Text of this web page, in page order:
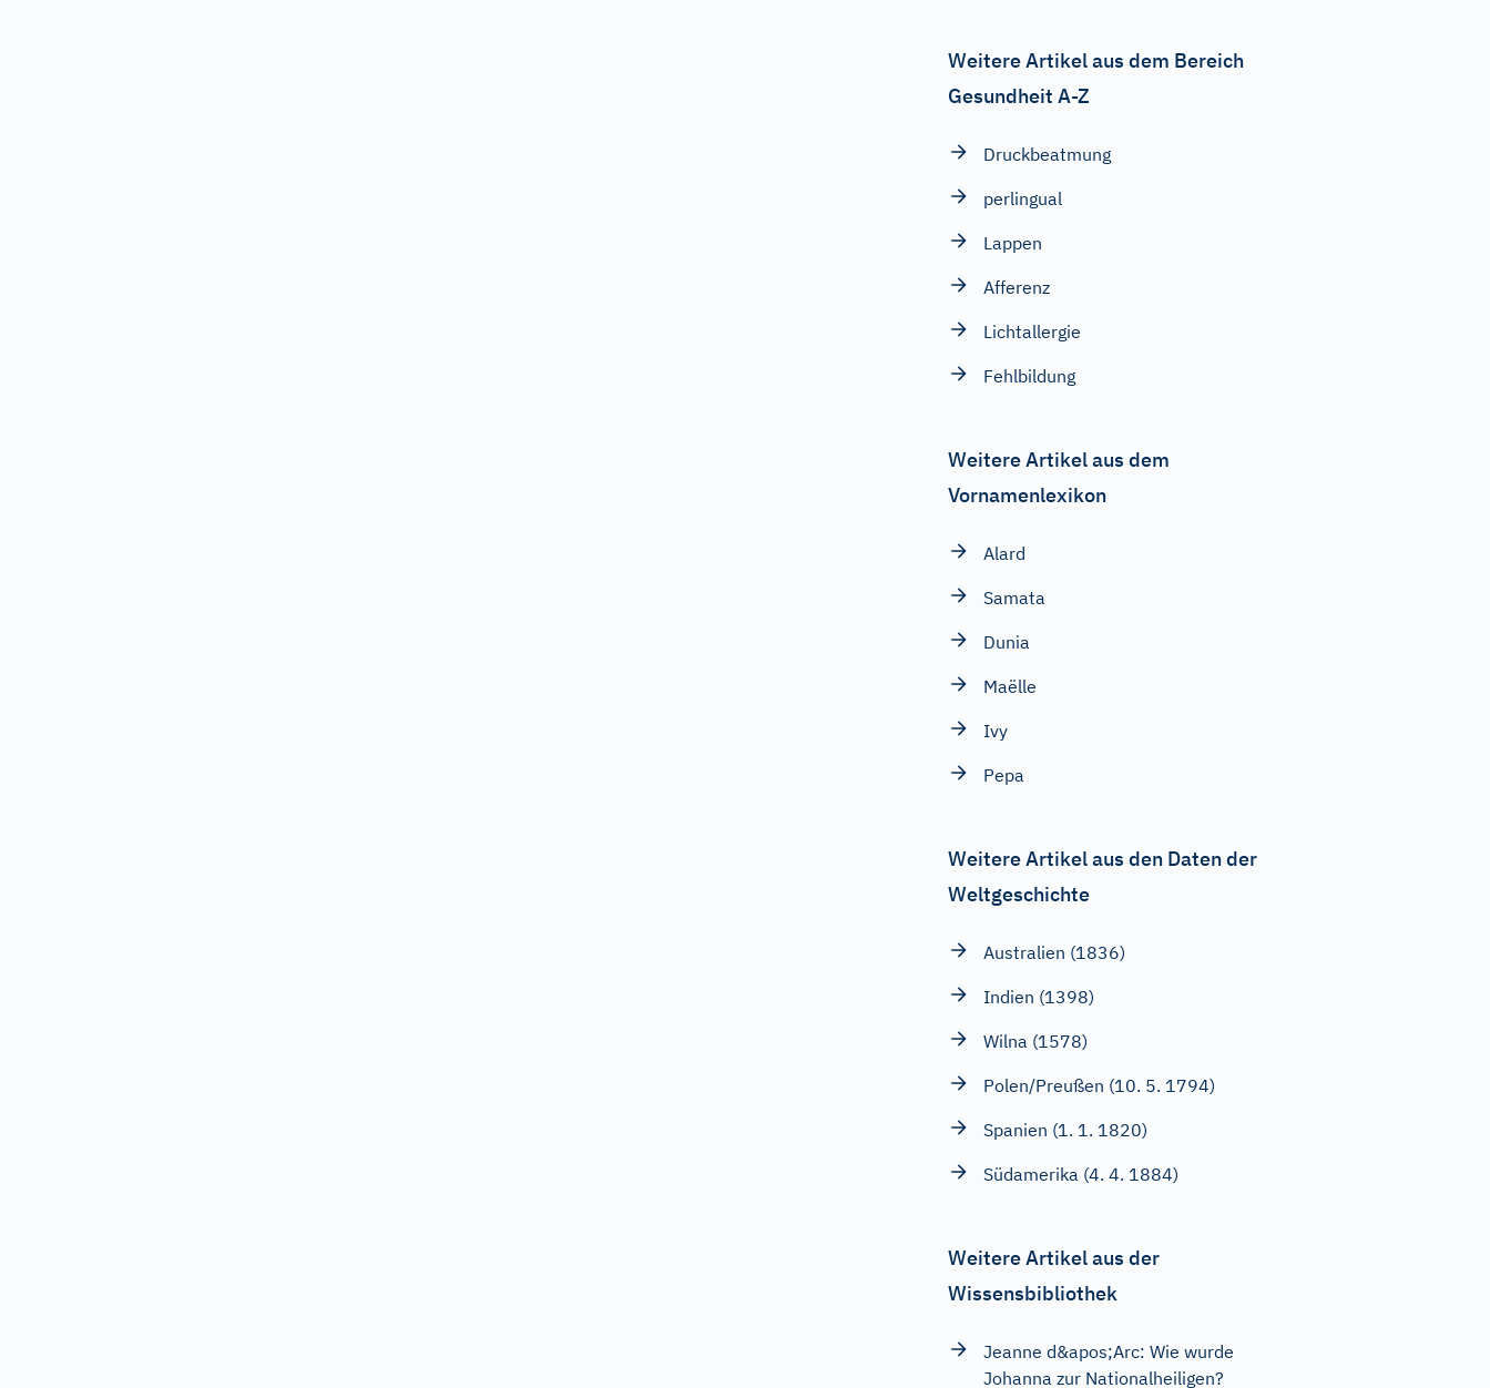
Weitere Artikel aus dem Bereich
Gesundheit A-Z
Druckbeatmung
perlingual
Lappen
Afferenz
Lichtallergie
Fehlbildung
Weitere Artikel aus dem
Vornamenlexikon
Alard
Samata
Dunia
Maëlle
Ivy
Pepa
Weitere Artikel aus den Daten der
Weltgeschichte
Australien (1836)
Indien (1398)
Wilna (1578)
Polen/Preußen (10. 5. 1794)
Spanien (1. 1. 1820)
Südamerika (4. 4. 1884)
Weitere Artikel aus der
Wissensbibliothek
Jeanne d&apos;Arc: Wie wurde
Johanna zur Nationalheiligen?